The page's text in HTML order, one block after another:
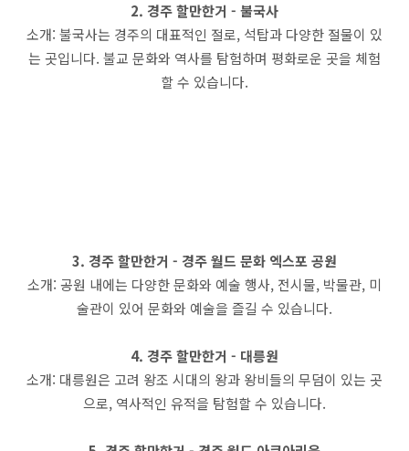
2. 경주 할만한거 - 불국사
소개: 불국사는 경주의 대표적인 절로, 석탑과 다양한 절물이 있
는 곳입니다. 불교 문화와 역사를 탐험하며 평화로운 곳을 체험
할 수 있습니다.
3. 경주 할만한거 - 경주 월드 문화 엑스포 공원
소개: 공원 내에는 다양한 문화와 예술 행사, 전시물, 박물관, 미
술관이 있어 문화와 예술을 즐길 수 있습니다.
4. 경주 할만한거 - 대릉원
소개: 대릉원은 고려 왕조 시대의 왕과 왕비들의 무덤이 있는 곳
으로, 역사적인 유적을 탐험할 수 있습니다.